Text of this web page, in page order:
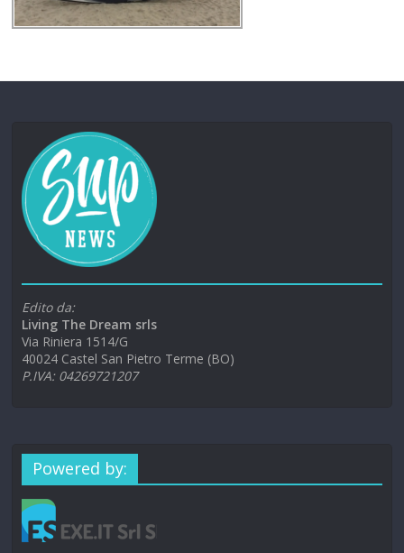
Edito da:
Living The Dream srls
Via Riniera 1514/G
40024 Castel San Pietro Terme (BO)
P.IVA: 04269721207
Powered by: